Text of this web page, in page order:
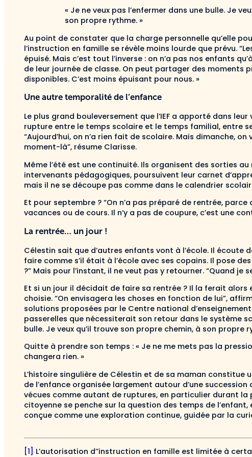
« Je ne veux pas l’enfermer dans une bulle. Je
son propre rythme. »
Au point de constater que la charge personnelle qu’elle
l’instruction en famille se révèle moins lourde que prévu.
épuisé. Mais c’est tout l’inverse : on n’a pas nos enfants
de leur journée de classe. On peut partager des moments
disponibles. C’est moins épuisant pour nous. »
Une autre temporalité de l’enfance
Le plus grand bouleversement que l’IEF a apporté dans
rupture entre le temps scolaire et le temps familial, entre
“Aujourd’hui, on n’a rien fait de scolaire. Mais dimanche,
moment-là”, résume Clarisse.
Même l’été est une continuité. Ils organisent des sorties
intervenants pédagogiques, poursuivent leur carnet
mais il ne se découpe pas comme dans le calendrier
Et pour septembre ? “On n’a pas préparé de rentrée,
vacances ou de cours. Il n’y a pas de coupure, c’est une
La rentrée… un jour !
Célestin sait que d’autres enfants vont à l’école. Il écoute
faire comme s’il était à l’école avec ses copains. Il pose
?” Mais pour l’instant, il ne veut pas y retourner. “Quand je
Et si un jour il décidait de faire sa rentrée ? Il la ferait alors
choisie. “On envisagera les choses en fonction de lui”,
solutions proposées par le Centre national
passerelles que nécessiterait son retour dans le système
bulle. Je veux qu’il trouve son propre chemin, à son propre
Quitte à prendre son temps : « Je ne me mets pas la
changera rien. »
L’histoire singulière de Célestin et de sa maman
de l’enfance organisée largement autour d’une
vécues comme autant de ruptures, en particulier durant la
citoyenne se penche sur la question des temps de
conçue comme une exploration continue, guidée par la
[1] L’autorisation d’’instruction en famille est limitée à